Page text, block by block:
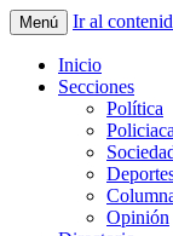
La Yunta
Menú Ir al
Inicio
Secciones
Política
Policiaca
Opinión